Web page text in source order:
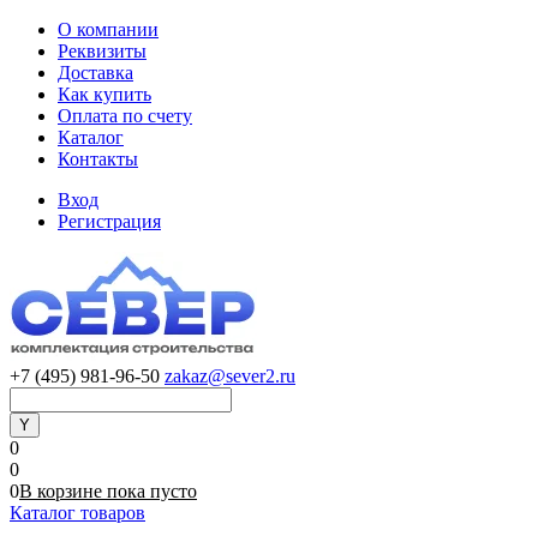
О компании
Реквизиты
Доставка
Как купить
Оплата по счету
Каталог
Контакты
Вход
Регистрация
+7 (495) 981-96-50 zakaz@sever2.ru
0
0
0В корзине пока пусто
Каталог товаров